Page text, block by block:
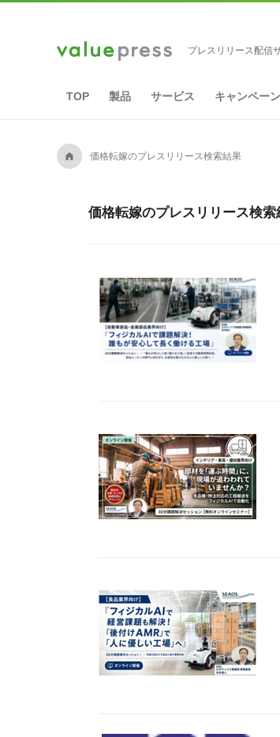
プレスリリース配信
TOP 製品 サービス キャンペーン
A 価格転嫁のプレスリリース検索結果
価格転嫁のプレスリリース検索